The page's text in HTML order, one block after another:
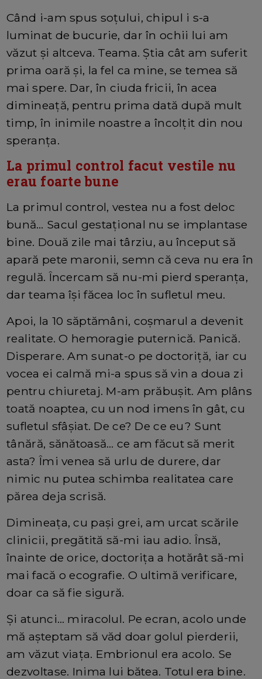
Când i-am spus soțului, chipul i s-a
luminat de bucurie, dar în ochii lui am
văzut și altceva. Teama. Știa cât am suferit
prima oară și, la fel ca mine, se temea să
mai spere. Dar, în ciuda fricii, în acea
dimineață, pentru prima dată după mult
timp, în inimile noastre a încolțit din nou
speranța.
La primul control facut vestile nu
erau foarte bune
La primul control, vestea nu a fost deloc
bună… Sacul gestațional nu se implantase
bine. Două zile mai târziu, au început să
apară pete maronii, semn că ceva nu era în
regulă. Încercam să nu-mi pierd speranța,
dar teama își făcea loc în sufletul meu.
Apoi, la 10 săptămâni, coșmarul a devenit
realitate. O hemoragie puternică. Panică.
Disperare. Am sunat-o pe doctoriță, iar cu
vocea ei calmă mi-a spus să vin a doua zi
pentru chiuretaj. M-am prăbușit. Am plâns
toată noaptea, cu un nod imens în gât, cu
sufletul sfâșiat. De ce? De ce eu? Sunt
tânără, sănătoasă… ce am făcut să merit
asta? Îmi venea să urlu de durere, dar
nimic nu putea schimba realitatea care
părea deja scrisă.
Dimineața, cu pași grei, am urcat scările
clinicii, pregătită să-mi iau adio. Însă,
înainte de orice, doctorița a hotărât să-mi
mai facă o ecografie. O ultimă verificare,
doar ca să fie sigură.
Și atunci… miracolul. Pe ecran, acolo unde
mă așteptam să văd doar golul pierderii,
am văzut viața. Embrionul era acolo. Se
dezvoltase. Inima lui bătea. Totul era bine.